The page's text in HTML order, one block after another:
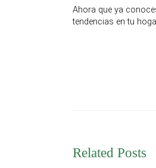
Ahora que ya
tendencias en tu
Related Posts